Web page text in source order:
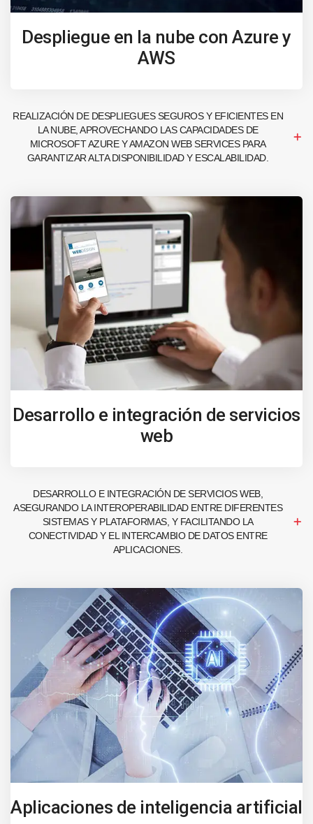
Despliegue en la nube con Azure y
AWS
REALIZACIÓN DE DESPLIEGUES SEGUROS Y EFICIENTES EN
LA NUBE, APROVECHANDO LAS CAPACIDADES DE
MICROSOFT AZURE Y AMAZON WEB SERVICES PARA
GARANTIZAR ALTA DISPONIBILIDAD Y ESCALABILIDAD.
Desarrollo e integración de servicios
web
DESARROLLO E INTEGRACIÓN DE SERVICIOS WEB,
ASEGURANDO LA INTEROPERABILIDAD ENTRE DIFERENTES
SISTEMAS Y PLATAFORMAS, Y FACILITANDO LA
CONECTIVIDAD Y EL INTERCAMBIO DE DATOS ENTRE
APLICACIONES.
Aplicaciones de inteligencia artificial